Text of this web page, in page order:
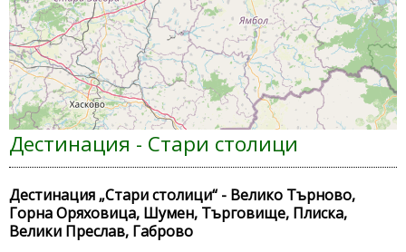
Дестинация - Стари столици
Дестинация „Стари столици“ - Велико Търново,
Горна Оряховица, Шумен, Търговище, Плиска,
Велики Преслав, Габрово